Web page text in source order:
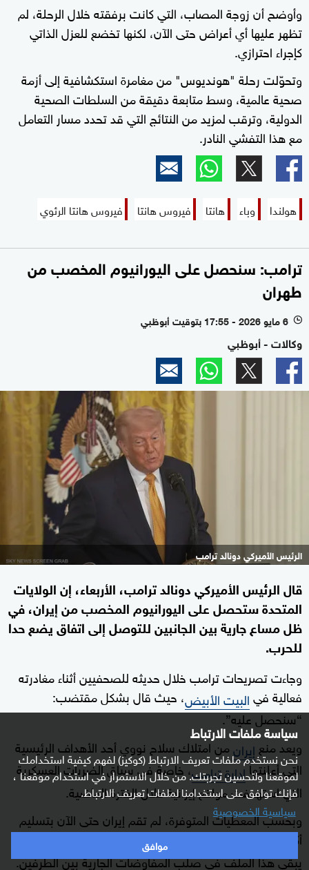
سياسة ملفات الارتباط
نحن نستخدم ملفات تعريف الارتباط (كوكيز) لفهم كيفية استخدامك
لموقعنا ولتحسين تجربتك. من خلال الاستمرار في استخدام موقعنا ،
فإنك توافق على استخدامنا لملفات تعريف الارتباط.
سياسية الخصوصية
موافق
وأوضح أن زوجة المصاب، التي كانت برفقته خلال الرحلة، لم
تظهر عليها أي أعراض حتى الآن، لكنها تخضع للعزل الذاتي
كإجراء احترازي.
وتحوّلت رحلة "هونديوس" من مغامرة استكشافية إلى أزمة
صحية عالمية، وسط متابعة دقيقة من السلطات الصحية
الدولية، وترقب لمزيد من النتائج التي قد تحدد مسار التعامل
مع هذا التفشي النادر.
هولندا وباء هانتا فيروس هانتا فيروس هانتا الرئوي
ترامب: سنحصل على اليورانيوم المخصب من
طهران
l 6 مايو 2026 - 17:55 بتوقيت أبوظبي
وكالات - أبوظبي
الرئيس الأميركي دونالد ترامب
قال الرئيس الأميركي دونالد ترامب، الأربعاء، إن الولايات
المتحدة ستحصل على اليورانيوم المخصب من إيران، في
ظل مساع جارية بين الجانبين للتوصل إلى اتفاق يضع حدا
للحرب.
وجاءت تصريحات ترامب خلال حديثه للصحفيين أثناء مغادرته
فعالية فيالبيت الأبيض، حيث قال بشكل مقتضب:
“سنحصل عليه”.
ويعد منع إيرانمن امتلاك سلاح نووي أحد الأهداف الرئيسية
التي أعلنتهاإدارة ترامب، خاصة في سياق الضربات العسكرية
التي استهدفت مواقع إيرانية خلال الفترة الماضية.
وبحسب المعطيات المتوفرة، لم تقم إيران حتى الآن بتسليم
أكثر من 408 كيلوغرامات من
اليورانيوم عالي
، ما
يبقي هذا الملف في صلب المفاوضات الجارية بين الطرفين.